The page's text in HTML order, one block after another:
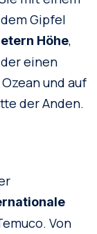
Gipfel
Höhe,
einen
und auf
der Anden.
Von